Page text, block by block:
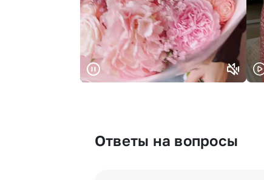
Ответы на вопросы